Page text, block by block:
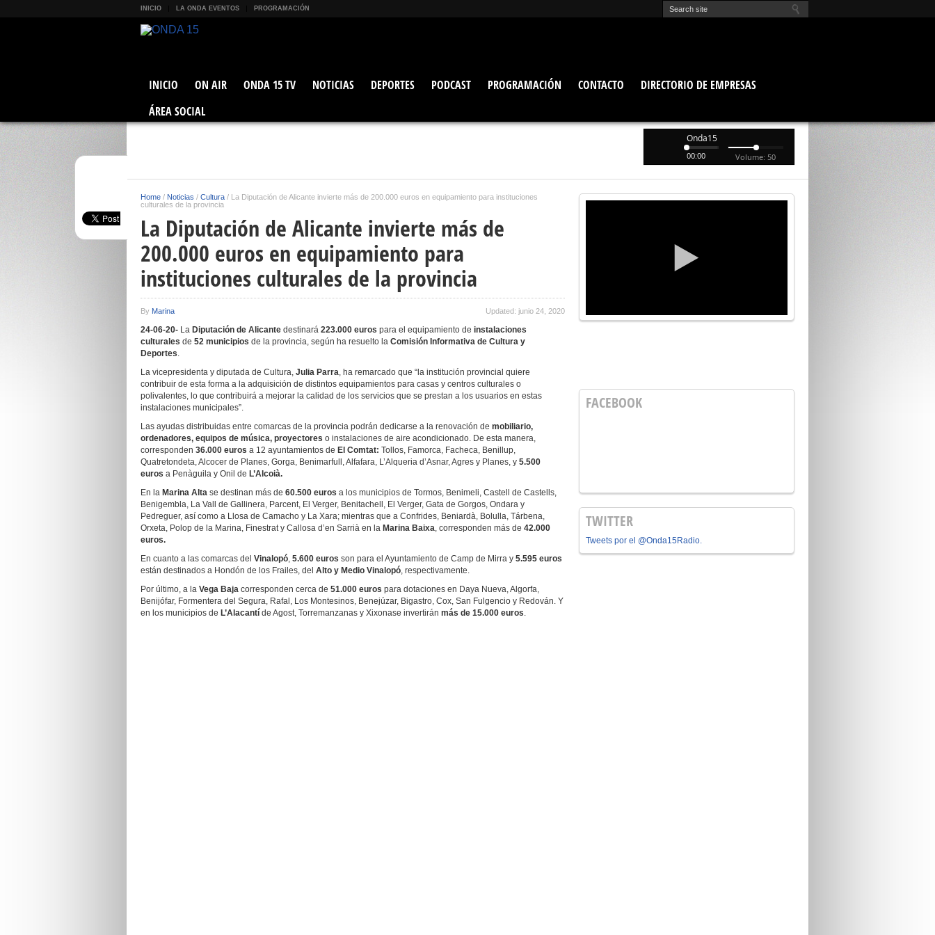
INICIO LA ONDA EVENTOS PROGRAMACIÓN
INICIO ON AIR ONDA 15 TV NOTICIAS DEPORTES PODCAST PROGRAMACIÓN CONTACTO
DIRECTORIO DE EMPRESAS
ÁREA SOCIAL
Onda15
00:00 Volume: 50
Home / Noticias / Cultura / La Diputación de Alicante invierte más de 200.000 euros en equipamiento para instituciones
culturales de la provincia
La Diputación de Alicante invierte más de
200.000 euros en equipamiento para
instituciones culturales de la provincia
By Marina Updated: junio 24, 2020
24-06-20- La Diputación de Alicante destinará 223.000 euros para el equipamiento de instalaciones
culturales de 52 municipios de la provincia, según ha resuelto la Comisión Informativa de Cultura y
Deportes.
La vicepresidenta y diputada de Cultura, Julia Parra, ha remarcado que “la institución provincial quiere
contribuir de esta forma a la adquisición de distintos equipamientos para casas y centros culturales o
polivalentes, lo que contribuirá a mejorar la calidad de los servicios que se prestan a los usuarios en estas
instalaciones municipales”.
Las ayudas distribuidas entre comarcas de la provincia podrán dedicarse a la renovación de mobiliario,
ordenadores, equipos de música, proyectores o instalaciones de aire acondicionado. De esta manera,
corresponden 36.000 euros a 12 ayuntamientos de El Comtat: Tollos, Famorca, Facheca, Benillup,
Quatretondeta, Alcocer de Planes, Gorga, Benimarfull, Alfafara, L’Alqueria d’Asnar, Agres y Planes, y 5.500
euros a Penàguila y Onil de L’Alcoià.
En la Marina Alta se destinan más de 60.500 euros a los municipios de Tormos, Benimeli, Castell de Castells,
Benigembla, La Vall de Gallinera, Parcent, El Verger, Benitachell, El Verger, Gata de Gorgos, Ondara y
Pedreguer, así como a Llosa de Camacho y La Xara; mientras que a Confrides, Beniardà, Bolulla, Tárbena,
Orxeta, Polop de la Marina, Finestrat y Callosa d’en Sarrià en la Marina Baixa, corresponden más de 42.000
euros.
En cuanto a las comarcas del Vinalopó, 5.600 euros son para el Ayuntamiento de Camp de Mirra y 5.595 euros
están destinados a Hondón de los Frailes, del Alto y Medio Vinalopó, respectivamente.
Por último, a la Vega Baja corresponden cerca de 51.000 euros para dotaciones en Daya Nueva, Algorfa,
Benijófar, Formentera del Segura, Rafal, Los Montesinos, Benejúzar, Bigastro, Cox, San Fulgencio y Redován. Y
en los municipios de L’Alacantí de Agost, Torremanzanas y Xixonase invertirán más de 15.000 euros.
FACEBOOK
TWITTER
Tweets por el @Onda15Radio.